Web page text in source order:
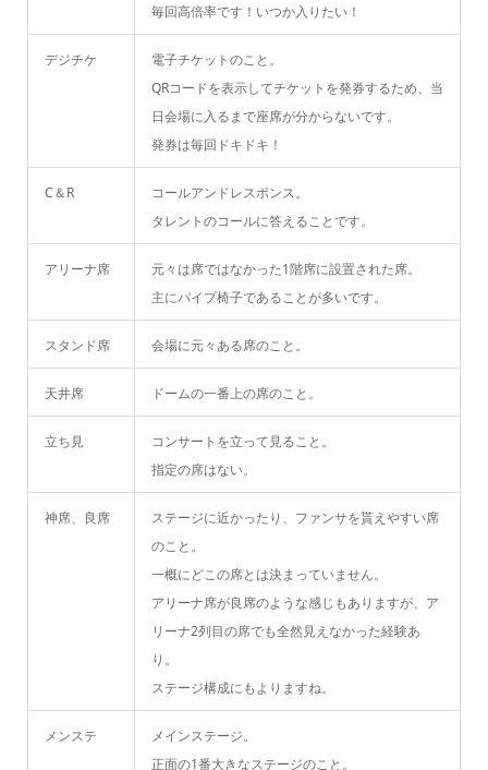
毎回高倍率です！いつか入りたい！
デジチケ
電子チケットのこと。
QRコードを表示してチケットを発券するため、当
日会場に入るまで座席が分からないです。
発券は毎回ドキドキ！
C＆R
コールアンドレスポンス。
タレントのコールに答えることです。
アリーナ席
元々は席ではなかった1階席に設置された席。
主にパイプ椅子であることが多いです。
スタンド席 会場に元々ある席のこと。
天井席 ドームの一番上の席のこと。
立ち見
コンサートを立って見ること。
指定の席はない。
神席、良席
ステージに近かったり、ファンサを貰えやすい席
のこと。
一概にどこの席とは決まっていません。
アリーナ席が良席のような感じもありますが、ア
リーナ2列目の席でも全然見えなかった経験あ
り。
ステージ構成にもよりますね。
メンステ
メインステージ。
正面の1番大きなステージのこと。